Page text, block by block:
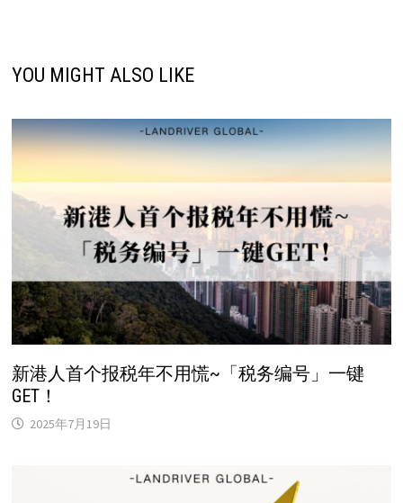
YOU MIGHT ALSO LIKE
新港人首个报税年不用慌~「税务编号」一键
GET！
2025年7月19日